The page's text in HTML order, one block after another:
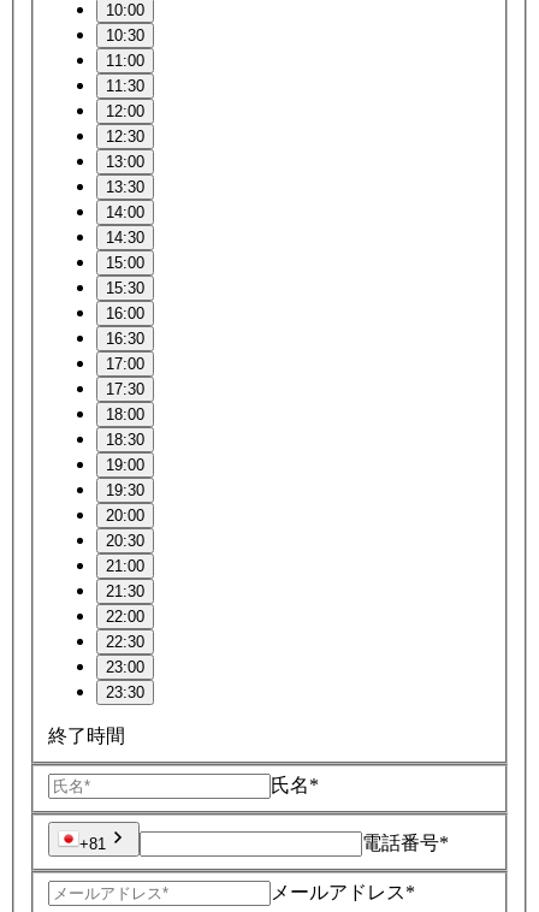
10:00
10:30
11:00
11:30
12:00
12:30
13:00
13:30
14:00
14:30
15:00
15:30
16:00
16:30
17:00
17:30
18:00
18:30
19:00
19:30
20:00
20:30
21:00
21:30
22:00
22:30
23:00
23:30
終了時間
氏名*
+81 電話番号*
メールアドレス*